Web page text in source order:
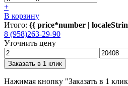
+
В корзину
Итого: {{ price*number |
8 (958)263-29-90
Уточнить цену
Заказать в 1 клик
Нажимая кнопку "Заказать в 1